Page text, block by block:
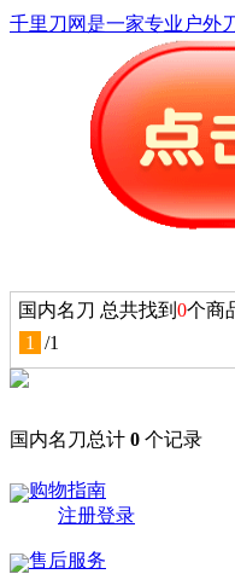
千里刀网是一家专业户外
国内名刀 总共找到 0个商
1
/1
国内名刀总计 0 个记录
购物指南
注册登录
售后服务